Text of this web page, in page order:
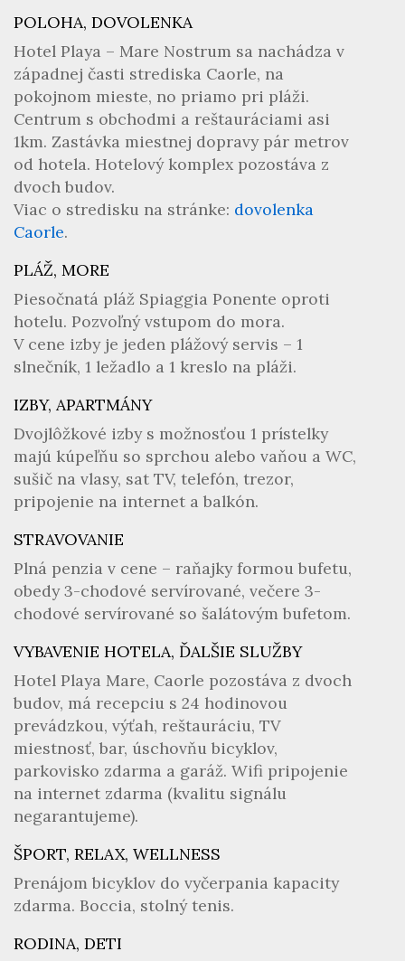
POLOHA, DOVOLENKA
Hotel Playa – Mare Nostrum sa nachádza v
západnej časti strediska Caorle, na
pokojnom mieste, no priamo pri pláži.
Centrum s obchodmi a reštauráciami asi
1km. Zastávka miestnej dopravy pár metrov
od hotela. Hotelový komplex pozostáva z
dvoch budov.
Viac o stredisku na stránke: dovolenka
Caorle.
PLÁŽ, MORE
Piesočnatá pláž Spiaggia Ponente oproti
hotelu. Pozvoľný vstupom do mora.
V cene izby je jeden plážový servis – 1
slnečník, 1 ležadlo a 1 kreslo na pláži.
IZBY, APARTMÁNY
Dvojlôžkové izby s možnosťou 1 prístelky
majú kúpeľňu so sprchou alebo vaňou a WC,
sušič na vlasy, sat TV, telefón, trezor,
pripojenie na internet a balkón.
STRAVOVANIE
Plná penzia v cene – raňajky formou bufetu,
obedy 3-chodové servírované, večere 3-
chodové servírované so šalátovým bufetom.
VYBAVENIE HOTELA, ĎALŠIE SLUŽBY
Hotel Playa Mare, Caorle pozostáva z dvoch
budov, má recepciu s 24 hodinovou
prevádzkou, výťah, reštauráciu, TV
miestnosť, bar, úschovňu bicyklov,
parkovisko zdarma a garáž. Wifi pripojenie
na internet zdarma (kvalitu signálu
negarantujeme).
ŠPORT, RELAX, WELLNESS
Prenájom bicyklov do vyčerpania kapacity
zdarma. Boccia, stolný tenis.
RODINA, DETI